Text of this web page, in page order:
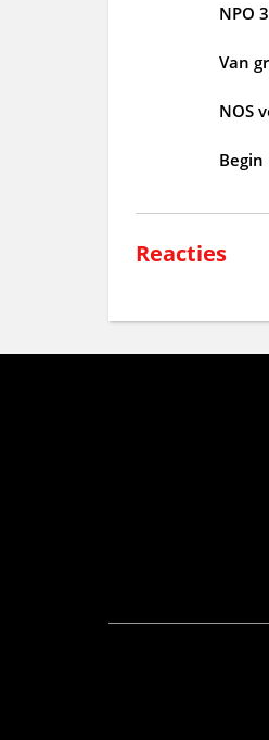
NPO
Van
NOS
Begin
Reacties